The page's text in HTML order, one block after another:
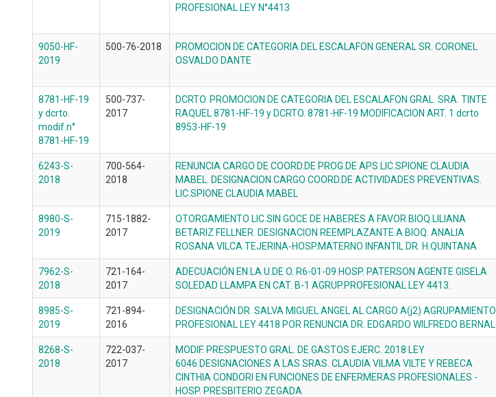
PROFESIONAL LEY N°4413
9050-HF-
2019
500-76-2018
PROMOCION DE CATEGORIA DEL ESCALAFON GENERAL SR. CORONEL
OSVALDO DANTE
8781-HF-19
y dcrto.
modif.n°
8781-HF-19
500-737-
2017
DCRTO. PROMOCION DE CATEGORIA DEL ESCALAFON GRAL. SRA. TINTE
RAQUEL 8781-HF-19 y DCRTO. 8781-HF-19 MODIFICACION ART. 1 dcrto
8953-HF-19
6243-S-
2018
700-564-
2018
RENUNCIA CARGO DE COORD.DE PROG.DE APS LIC.SPIONE CLAUDIA
MABEL. DESIGNACION CARGO COORD.DE ACTIVIDADES PREVENTIVAS.
LIC.SPIONE CLAUDIA MABEL
8980-S-
2019
715-1882-
2017
OTORGAMIENTO LIC.SIN GOCE DE HABERES A FAVOR BIOQ.LILIANA
BETARIZ FELLNER. DESIGNACION REEMPLAZANTE A BIOQ. ANALIA
ROSANA VILCA TEJERINA-HOSP.MATERNO INFANTIL DR. H.QUINTANA
7962-S-
2018
721-164-
2017
ADECUACIÓN EN LA U.DE O. R6-01-09 HOSP. PATERSON AGENTE GISELA
SOLEDAD LLAMPA EN CAT. B-1 AGRUP.PROFESIONAL LEY 4413.
8985-S-
2019
721-894-
2016
DESIGNACIÓN DR. SALVA MIGUEL ANGEL AL CARGO A(j2) AGRUPAMIENTO
PROFESIONAL LEY 4418 POR RENUNCIA DR. EDGARDO WILFREDO BERNAL
8268-S-
2018
722-037-
2017
MODIF. PRESPUESTO GRAL. DE GASTOS EJERC. 2018 LEY
6046.DESIGNACIONES A LAS SRAS. CLAUDIA VILMA VILTE Y REBECA
CINTHIA CONDORI EN FUNCIONES DE ENFERMERAS PROFESIONALES -
HOSP. PRESBITERIO ZEGADA